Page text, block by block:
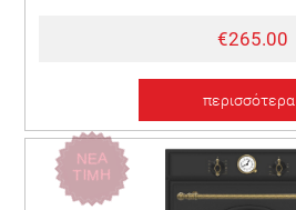
€265.00
περισσότερα
ΝΕΑ
ΤΙΜΗ